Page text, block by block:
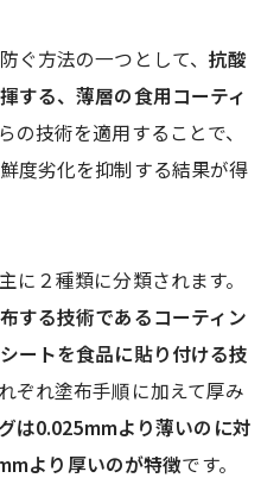
ぐ方法の一つとして、抗酸
する、薄層の食用コーティ
の技術を適用することで、
度劣化を抑制する結果が得
に２種類に分類されます。
する技術であるコーティン
ートを食品に貼り付ける技
ぞれ塗布手順に加えて厚み
は0.025mmより薄いのに対
より厚いのが特徴です。